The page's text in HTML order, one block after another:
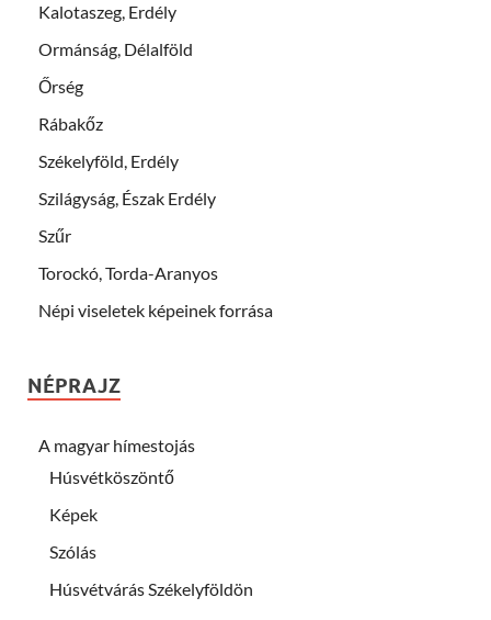
Kalotaszeg, Erdély
Ormánság, Délalföld
Őrség
Rábakőz
Székelyföld, Erdély
Szilágyság, Észak Erdély
Szűr
Torockó, Torda-Aranyos
Népi viseletek képeinek forrása
NÉPRAJZ
A magyar hímestojás
Húsvétköszöntő
Képek
Szólás
Húsvétvárás Székelyföldön